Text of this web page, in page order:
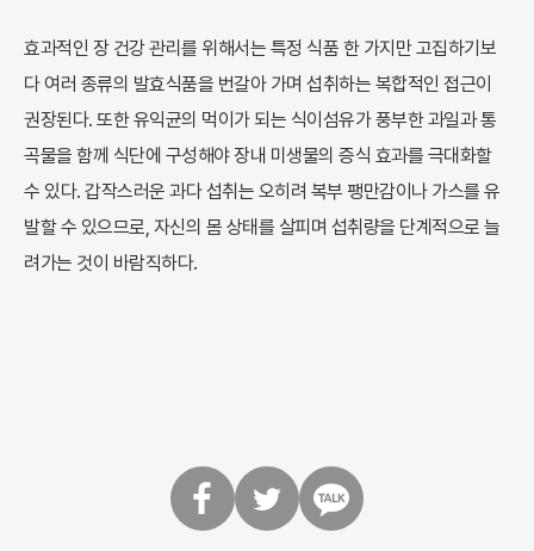
효과적인 장 건강 관리를 위해서는 특정 식품 한 가지만 고집하기보
다 여러 종류의 발효식품을 번갈아 가며 섭취하는 복합적인 접근이
권장된다. 또한 유익균의 먹이가 되는 식이섬유가 풍부한 과일과 통
곡물을 함께 식단에 구성해야 장내 미생물의 증식 효과를 극대화할
수 있다. 갑작스러운 과다 섭취는 오히려 복부 팽만감이나 가스를 유
발할 수 있으므로, 자신의 몸 상태를 살피며 섭취량을 단계적으로 늘
려가는 것이 바람직하다.